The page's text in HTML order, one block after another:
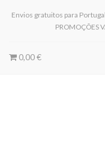
Envios gratuitos para
PROMOÇÕES
0,00 €